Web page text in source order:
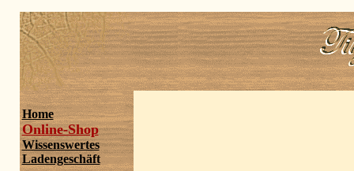
Home
Online-Shop
Wissenswertes
Ladengeschäft